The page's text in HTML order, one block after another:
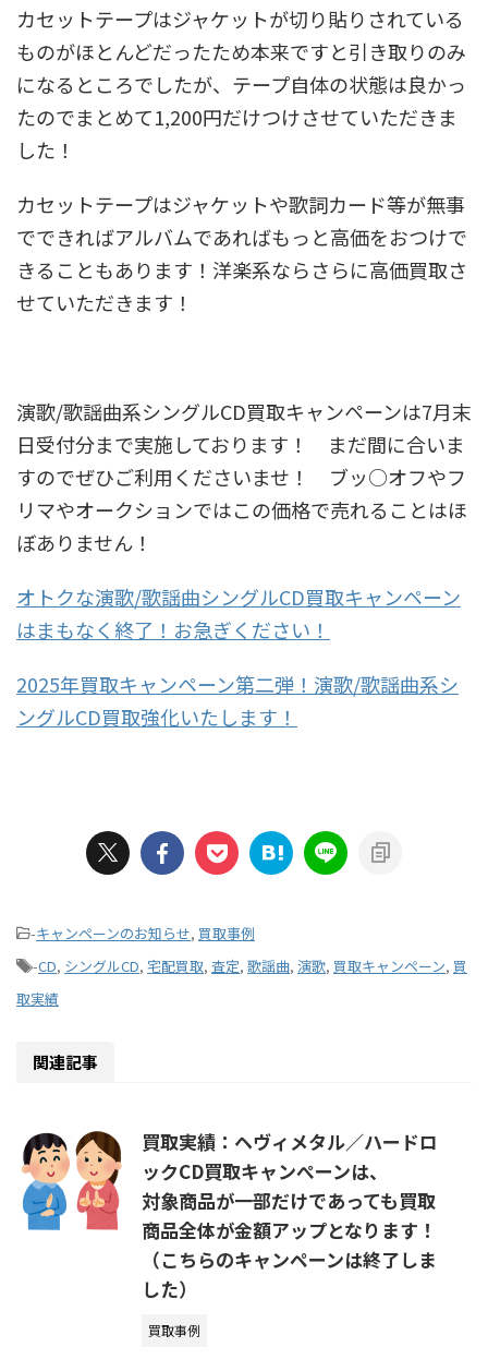
カセットテープはジャケットが切り貼りされている
ものがほとんどだったため本来ですと引き取りのみ
になるところでしたが、テープ自体の状態は良かっ
たのでまとめて1,200円だけつけさせていただきま
した！
カセットテープはジャケットや歌詞カード等が無事
でできればアルバムであればもっと高価をおつけで
きることもあります！洋楽系ならさらに高価買取さ
せていただきます！
演歌/歌謡曲系シングルCD買取キャンペーンは7月末
日受付分まで実施しております！ まだ間に合いま
すのでぜひご利用くださいませ！ ブッ○オフやフ
リマやオークションではこの価格で売れることはほ
ぼありません！
オトクな演歌/歌謡曲シングルCD買取キャンペーン
はまもなく終了！お急ぎください！
2025年買取キャンペーン第二弾！演歌/歌謡曲系シ
ングルCD買取強化いたします！
-キャンペーンのお知らせ, 買取事例
-CD, シングルCD, 宅配買取, 査定, 歌謡曲, 演歌, 買取キャンペーン, 買
取実績
関連記事
買取実績：ヘヴィメタル／ハードロ
ックCD買取キャンぺーンは、
対象商品が一部だけであっても買取
商品全体が金額アップとなります！
（こちらのキャンペーンは終了しま
した）
買取事例